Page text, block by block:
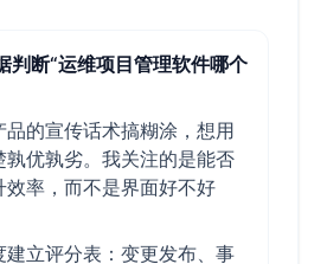
判断“运维项目管理软件哪个
的宣传话术搞糊涂，想用
孰优孰劣。我关注的是能否
效率，而不是界面好不好
建立评分表：变更发布、事